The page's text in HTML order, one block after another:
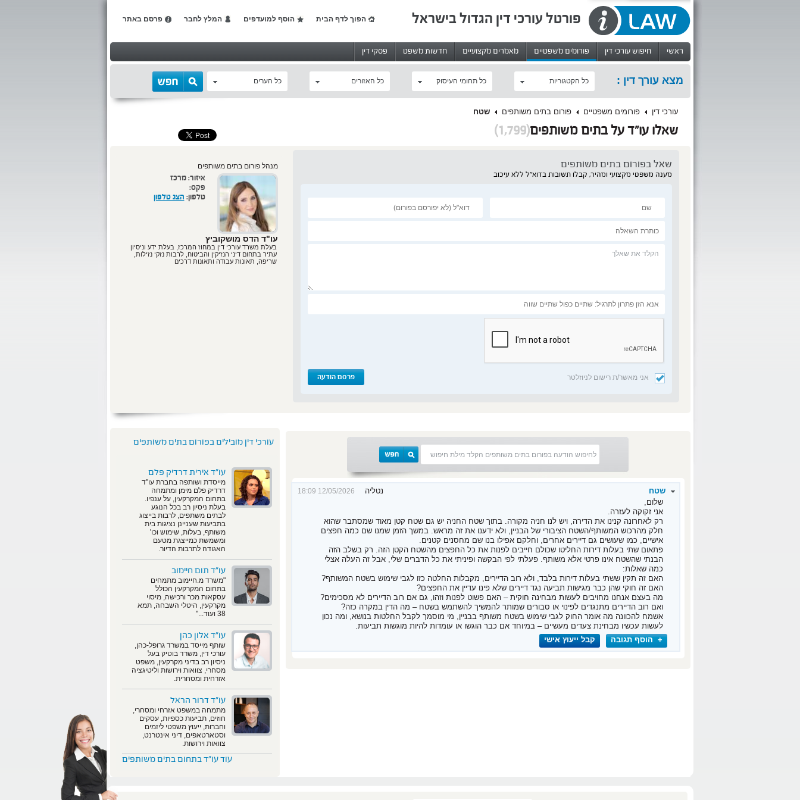
פרסם באתר המלץ לחבר הוסף למועדפים הפוך לדף הבית פורטל עורכי דין הגדול בישראל
ראשי חיפוש עורכי דין פורומים משפטיים מאמרים מקצועיים חדשות משפט פסקי דין
מצא עורך דין : כל הקטגוריות כל תחומי העיסוק כל האזורים כל הערים
עורכי דין פורומים משפטיים פורום בתים משותפים שטח
שאלו עו"ד על בתים משותפים(1,799)
שאל בפורום בתים משותפים
מענה משפטי מקצועי ומהיר, קבלו תשובות בדוא”ל ללא עיכוב
אני מאשר/ת רישום לניוזלטר
מנהל פורום בתים משותפים
איזור:מרכז
פקס:
טלפון: הצג טלפון
עו"ד הדס מושקוביץ
בעלת משרד עורכי דין במחוז המרכז, בעלת ידע וניסיון
עתיר בתחום דיני הנזיקין והביטוח, לרבות נזקי נזילות,
שריפה, תאונות עבודה ותאונות דרכים
12/05/2026 18:09 נטליה
שטח
שלום,
אני זקוקה לעזרה.
רק לאחרונה קנינו את הדירה, ויש לנו חניה מקורה. בתוך שטח החניה יש גם שטח קטן מאוד שמסתבר שהוא
חלק מהרכוש המשותף/השטח הציבורי של הבניין, ולא ידענו את זה מראש. במשך הזמן שמנו שם כמה חפצים
אישיים, כמו שעושים גם דיירים אחרים, וחלקם אפילו בנו שם מחסנים קטנים.
פתאום שתי בעלות דירות החליטו שכולם חייבים לפנות את כל החפצים מהשטח הקטן הזה. רק בשלב הזה
הבנתי שהשטח אינו פרטי אלא משותף. פעלתי לפי הבקשה ופיניתי את כל הדברים שלי, אבל זה העלה אצלי
כמה שאלות:
האם זה תקין ששתי בעלות דירות בלבד, ולא רוב הדיירים, מקבלות החלטה כזו לגבי שימוש בשטח המשותף?
האם זה חוקי שהן כבר מגישות תביעה נגד דיירים שלא פינו עדיין את החפצים?
מה בעצם אנחנו מחויבים לעשות מבחינה חוקית – האם פשוט לפנות וזהו, גם אם רוב הדיירים לא מסכימים?
ואם רוב הדיירים מתנגדים לפינוי או סבורים שמותר להמשיך להשתמש בשטח – מה הדין במקרה כזה?
אשמח להכוונה מה אומר החוק לגבי שימוש בשטח משותף בבניין, מי מוסמך לקבל החלטות בנושא, ומה נכון
לעשות עכשיו מבחינת צעדים מעשיים – במיוחד אם כבר הוגשו או עומדות להיות מוגשות תביעות.
+ הוסף תגובה
קבל ייעוץ אישי
עורכי דין מובילים בפורום בתים משותפים
עו"ד אירית דרדיק פלם
מייסדת ושותפה בחברת עו"ד
דרדיק פלם מימן ומתמחה
בתחום המקרקעין, על ענפיו.
בעלת ניסיון רב בכל הנוגע
לבתים משתפים, לרבות בייצוג
בתביעות שעניינן נציגות בית
משותף, בעלות, שימוש וכו'
ומשמשת כמייצגת מטעם
האגודה לתרבות הדיור.
עו"ד תום חיימוב
"משרד מ.חיימוב מתמחים
בתחום המקרקעין הכולל
עסקאות מכר ורכישה, מיסוי
מקרקעין, היטלי השבחה, תמא
38 ועוד..."
עו"ד אלון כהן
שותף מייסד במשרד גרופל-כהן,
עורכי דין, משרד בוטיק בעל
ניסיון רב בדיני מקרקעין, משפט
מסחרי, צוואות וירושות וליטיגציה
אזרחית ומסחרית.
עו"ד דרור הראל
מתמחה במשפט אזרחי ומסחרי,
חוזים, תביעות כספיות, עסקים
וחברות, ייעוץ משפטי ליזמים
וסטארטאפים, דיני אינטרנט,
צוואות וירושות.
עוד עו"ד בתחום בתים משותפים